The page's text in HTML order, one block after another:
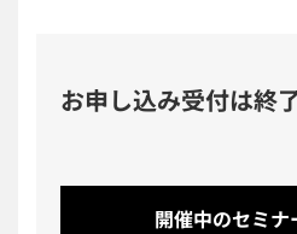
お申し込み受付は終
開催中のセミ